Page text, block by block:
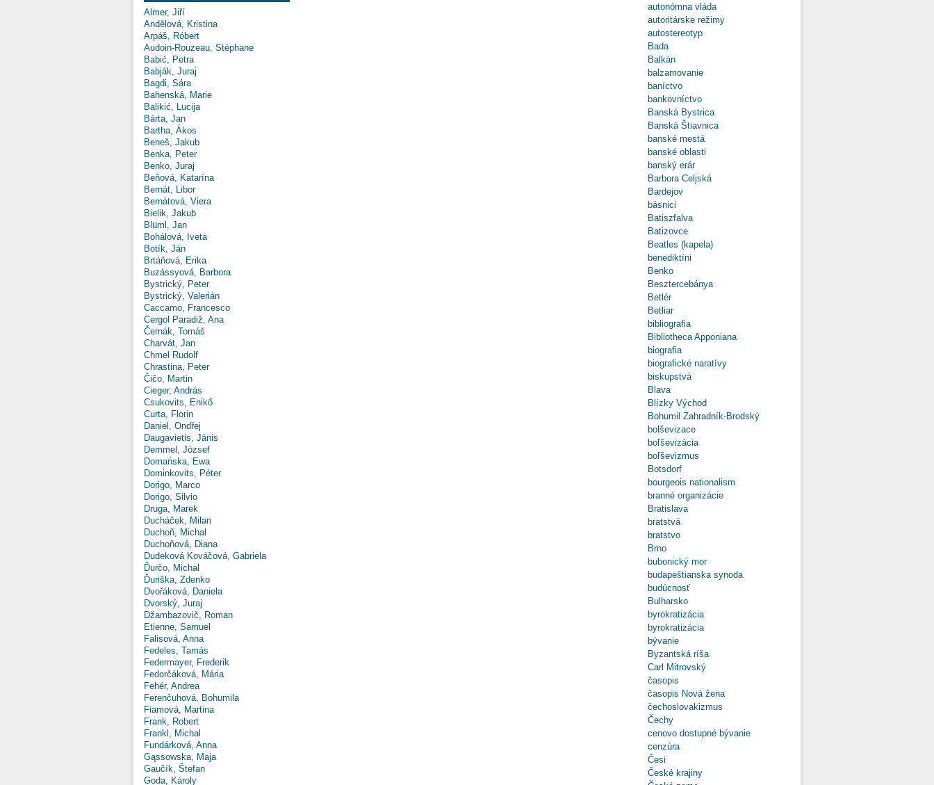
Almer, Jiří
Andělová, Kristina
Arpáš, Róbert
Audoin-Rouzeau, Stéphane
Babić, Petra
Babják, Juraj
Bagdi, Sára
Bahenská, Marie
Balikić, Lucija
Bárta, Jan
Bartha, Ákos
Beneš, Jakub
Benka, Peter
Benko, Juraj
Beňová, Katarína
Bernát, Libor
Bernátová, Viera
Bielik, Jakub
Blüml, Jan
Bohálová, Iveta
Botík, Ján
Brtáňová, Erika
Buzássyová, Barbora
Bystrický, Peter
Bystrický, Valerián
Caccamo, Francesco
Cergol Paradiž, Ana
Černák, Tomáš
Charvát, Jan
Chmel Rudolf
Chrastina, Peter
Čičo, Martin
Cieger, András
Csukovits, Enikő
Curta, Florin
Daniel, Ondřej
Daugavietis, Jānis
Demmel, József
Domańska, Ewa
Dominkovits, Péter
Dorigo, Marco
Dorigo, Silvio
Druga, Marek
Ducháček, Milan
Duchoň, Michal
Duchoňová, Diana
Dudeková Kováčová, Gabriela
Ďurčo, Michal
Ďuriška, Zdenko
Dvořáková, Daniela
Dvorský, Juraj
Džambazovič, Roman
Etienne, Samuel
Falisová, Anna
Fedeles, Tamás
Federmayer, Frederik
Fedorčáková, Mária
Fehér, Andrea
Ferenčuhová, Bohumila
Fiamová, Martina
Frank, Robert
Frankl, Michal
Fundárková, Anna
Gąssowska, Maja
Gaučík, Štefan
Goda, Károly
autonómna vláda
autoritárske režimy
autostereotyp
Bada
Balkán
balzamovanie
baníctvo
bankovníctvo
Banská Bystrica
Banská Štiavnica
banské mestá
banské oblasti
banský erár
Barbora Celjská
Bardejov
básnici
Batiszfalva
Batizovce
Beatles (kapela)
benediktíni
Benko
Besztercebánya
Betlér
Betliar
bibliografia
Bibliotheca Apponiana
biografia
biografické naratívy
biskupstvá
Blava
Blízky Východ
Bohumil Zahradník-Brodský
bolševizace
boľševizácia
boľševizmus
Botsdorf
bourgeois nationalism
branné organizácie
Bratislava
bratstvá
bratstvo
Brno
bubonický mor
budapeštianska synoda
budúcnosť
Bulharsko
byrokratizácia
byrokratizácia
bývanie
Byzantská ríša
Carl Mitrovský
časopis
časopis Nová žena
čechoslovakizmus
Čechy
cenovo dostupné bývanie
cenzúra
Česi
České krajiny